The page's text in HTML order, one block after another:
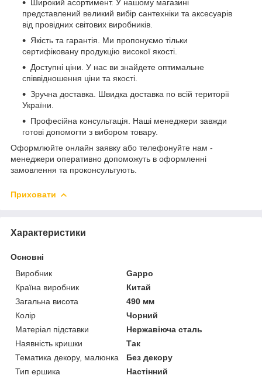
Широкий асортимент. У нашому магазині
представлений великий вибір сантехніки та аксесуарів
від провідних світових виробників.
Якість та гарантія. Ми пропонуємо тільки
сертифіковану продукцію високої якості.
Доступні ціни. У нас ви знайдете оптимальне
співвідношення ціни та якості.
Зручна доставка. Швидка доставка по всій території
України.
Професійна консультація. Наші менеджери завжди
готові допомогти з вибором товару.
Оформлюйте онлайн заявку або телефонуйте нам -
менеджери оперативно допоможуть в оформленні
замовлення та проконсультують.
Приховати
Характеристики
Основні
Виробник
Gappo
Країна виробник
Китай
Загальна висота
490 мм
Колір
Чорний
Матеріал підставки
Нержавіюча сталь
Наявність кришки
Так
Тематика декору, малюнка
Без декору
Тип ершика
Настінний